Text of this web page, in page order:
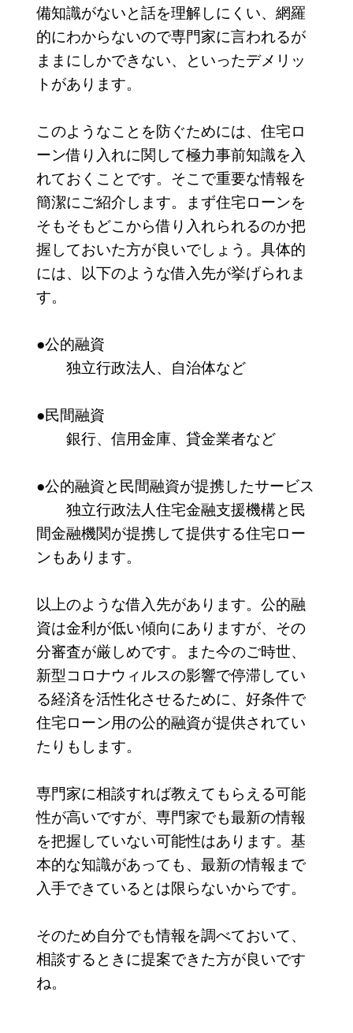
備知識がないと話を理解しにくい、網羅
的にわからないので専門家に言われるが
ままにしかできない、といったデメリッ
トがあります。
このようなことを防ぐためには、住宅ロ
ーン借り入れに関して極力事前知識を入
れておくことです。そこで重要な情報を
簡潔にご紹介します。まず住宅ローンを
そもそもどこから借り入れられるのか把
握しておいた方が良いでしょう。具体的
には、以下のような借入先が挙げられま
す。
●公的融資
独立行政法人、自治体など
●民間融資
銀行、信用金庫、貸金業者など
●公的融資と民間融資が提携したサービス
独立行政法人住宅金融支援機構と民
間金融機関が提携して提供する住宅ロー
ンもあります。
以上のような借入先があります。公的融
資は金利が低い傾向にありますが、その
分審査が厳しめです。また今のご時世、
新型コロナウィルスの影響で停滞してい
る経済を活性化させるために、好条件で
住宅ローン用の公的融資が提供されてい
たりもします。
専門家に相談すれば教えてもらえる可能
性が高いですが、専門家でも最新の情報
を把握していない可能性はあります。基
本的な知識があっても、最新の情報まで
入手できているとは限らないからです。
そのため自分でも情報を調べておいて、
相談するときに提案できた方が良いです
ね。